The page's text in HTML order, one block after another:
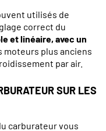
utilisés de
correct du
et linéaire, avec un
moteurs plus anciens
par air.
SUR LES
carburateur vous